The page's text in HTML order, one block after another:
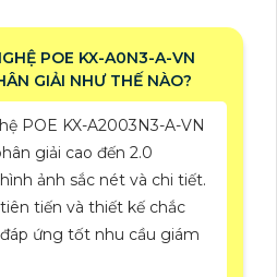
POE KX-A0N3-A-VN
GIẢI NHƯ THẾ NÀO?
POE KX-A2003N3-A-VN
giải cao đến 2.0
ảnh sắc nét và chi tiết.
tiến và thiết kế chắc
ứng tốt nhu cầu giám